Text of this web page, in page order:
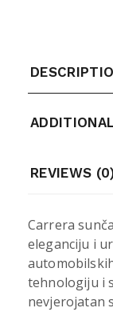
REVIEWS
Carrera
eleganciju i
tehnologiju i
nevjerojatan